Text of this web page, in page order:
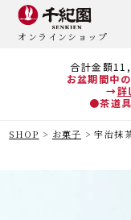
合計金額
お盆期間中
→詳
●茶道具
オンラインショップ
SHOP お菓子 宇治抹